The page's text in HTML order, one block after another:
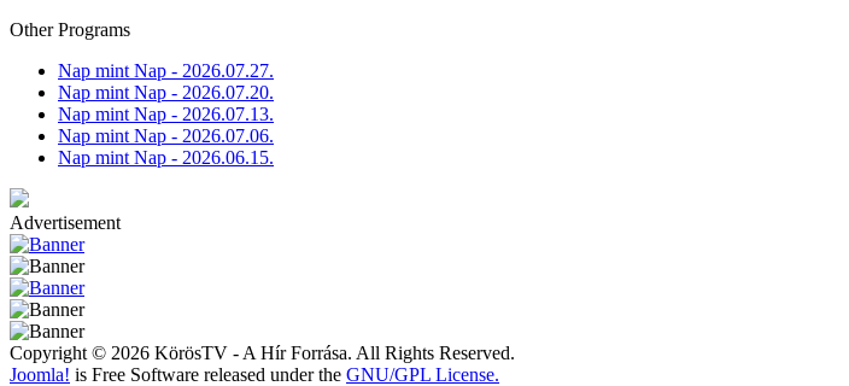
Other Programs
Nap mint Nap - 2026.07.27.
Nap mint Nap - 2026.07.20.
Nap mint Nap - 2026.07.13.
Nap mint Nap - 2026.07.06.
Nap mint Nap - 2026.06.15.
Advertisement
Copyright © 2026 KörösTV - A Hír Forrása. All Rights Reserved.
Joomla! is Free Software released under the GNU/GPL License.